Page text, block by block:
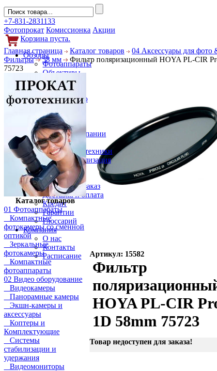
+7-831-2831133
Фотопрокат Комиссионка Акции
Корзина пуста.
Обзоры
Фотоаппараты
Объективы
Фильтры
Новости
Фото и видео
Аксессуары
Слухи
Новости компании
Услуги
Прокат фототехники
Выкуп и реализация
Покупателям
Акции
Как сделать заказ
Доставка и оплата
Кредит
Гарантии
Глоссарий
Компания
О нас
Контакты
Расписание
Главная страница Каталог товаров
04 Аксессуары для фото
Фильтры
58 мм
Фильтр поляризационный HOYA PL-CIR
75723
Каталог товаров
01 Фотоаппараты
Компактные
фотокамеры со сменной
оптикой
Зеркальные
фотокамеры
Компактные
фотоаппараты
02 Видео оборудование
Видеокамеры
Панорамные камеры
Экшн-камеры и
аксессуары
Коптеры и
Комплектующие
Системы
стабилизации и
удержания
Видеомониторы
Артикул: 15582
Фильтр
HOYA PL-CIR
1D 58mm 75723
Товар недоступен для заказа!